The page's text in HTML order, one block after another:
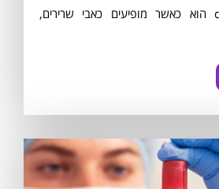
בדיקת דם ויטמין d הוא כאשר מופיעים כאבי שרירים,